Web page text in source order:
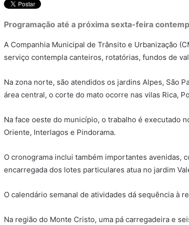
Programação até a próxima sexta-feira
A Companhia Municipal de Trânsito e Urbanização
serviço contempla canteiros, rotatórias, fundos de
Na zona norte, são atendidos os jardins Alpes, São
área central, o corte do mato ocorre nas vilas Rica,
Na face oeste do município, o trabalho é executado
Oriente, Interlagos e Pindorama.
O cronograma inclui também importantes avenidas,
encarregada dos lotes particulares atua no jardim
O calendário semanal de atividades dá sequência à
Na região do Monte Cristo, uma pá carregadeira e